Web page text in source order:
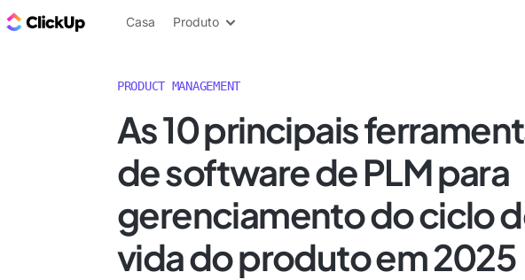
ClickUp Blogue
Casa Produto
PRODUCT MANAGEMENT
As 10 principais
de software de PLM para
gerenciamento do ciclo
vida do produto em 2025